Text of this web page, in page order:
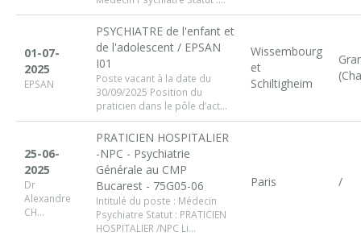
01-07-
2025
EPSAN
PSYCHIATRE de l'enfant et
de l'adolescent / EPSAN
I01
Poste vacant à la date du
30/09/2025 Position du
praticien dans le pôle d’act...
Wissembourg
et
Schiltigheim
25-06-
2025
Dr
Alexandre
CH...
PRATICIEN HOSPITALIER
-NPC - Psychiatrie
Générale au CMP
Bucarest - 75G05-06
Intitulé du poste : Médecin
Psychiatre Statut : PRATICIEN
HOSPITALIER /NPC Li...
Paris /